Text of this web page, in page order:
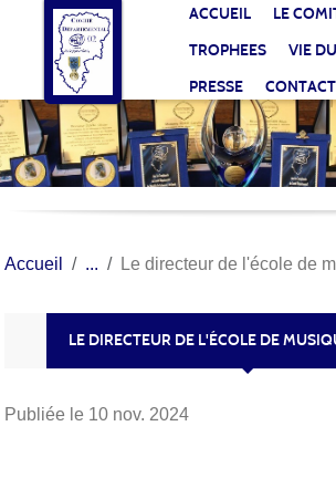
ACCUEIL LE
TROPHEES
VIE
PRESSE
Accueil Le directeur de l'école de
LE DIRECTEUR DE L'ÉCOLE DE
Publiée le 10 nov. 2024
Panneau de gestion des cookies